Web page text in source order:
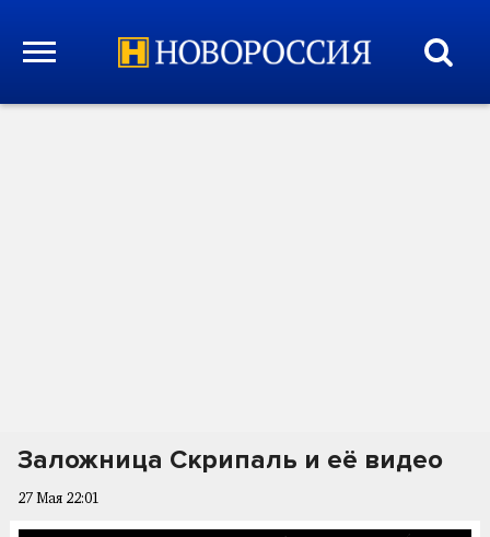
Заложница Скрипаль и её видео
27 Мая 22:01